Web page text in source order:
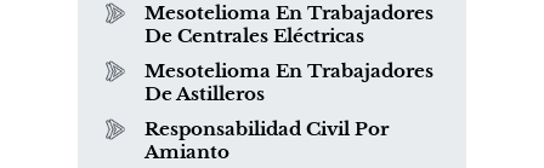
Mesotelioma En Trabajadores
De Centrales Eléctricas
Mesotelioma En Trabajadores
De Astilleros
Responsabilidad Civil Por
Amianto